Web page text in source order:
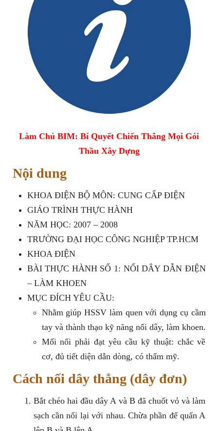
Làm Chủ BIM: Bí Quyết Chiến Thắng Mọi Gói
Thầu Xây Dựng
Nội dung
KHOA ĐIỆN BỘ MÔN: CUNG CẤP ĐIỆN
GIÁO TRÌNH THỰC HÀNH
NĂM HỌC: 2007 – 2008
TRƯỜNG ĐẠI HỌC CÔNG NGHIỆP TP.HCM
KHOA ĐIỆN
BÀI THỰC HÀNH SỐ 1: NỐI DÂY DẪN ĐIỆN
– LÀM KHOEN
MỤC ĐÍCH YÊU CẦU:
Nhằm giúp HSSV làm quen với dụng cụ cầm
tay và thành thạo kỹ năng nối dây, làm khoen.
Mối nối phải đạt yêu cầu kỹ thuật: chắc về
cơ, đủ tiết diện dẫn dòng, có thẩm mỹ.
Cách nối dây thẳng (dây đơn)
Bắt chéo hai đầu dây A và B đã chuốt vỏ và làm
sạch cần nối lại với nhau. Chừa phần để quấn A